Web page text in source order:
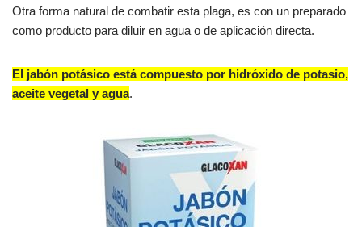
Otra forma natural de combatir esta plaga, es con un preparado
como producto para diluir en agua o de aplicación directa.
El jabón potásico está compuesto por hidróxido de potasio,
aceite vegetal y agua.